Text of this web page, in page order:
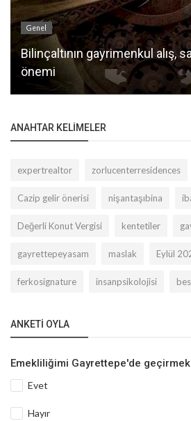
Genel
Bilinçaltının gayrimenkul alış,
önemi
ANAHTAR KELIMELER
expertrealtor zorlucenterresidences
Cazip gelir önerisi nişantaşıbina
Değerli Konut Vergisi kentetiler
gayrettepeyasam maslak Eylül
ferkosignature insanpsikolojisi
ANKETI OYLA
Emekliliğimi Gayrettepe'de
Evet
Hayır